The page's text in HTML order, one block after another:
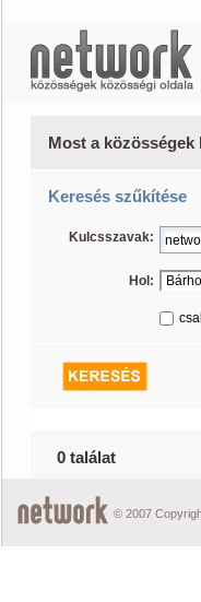
Most a
Keresés szűkítése
Kulcsszavak:
Hol:
0 találat
© 2007